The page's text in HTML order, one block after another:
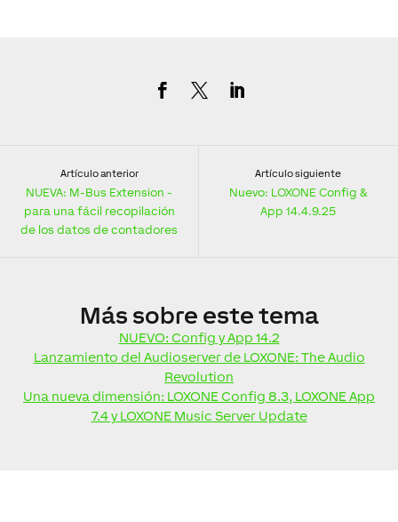
Artículo anterior
NUEVA: M-Bus Extension -
para una fácil recopilación
de los datos de contadores
Artículo siguiente
Nuevo: LOXONE Config &
App 14.4.9.25
Más sobre este tema
NUEVO: Config y App 14.2
Lanzamiento del Audioserver de LOXONE: The Audio
Revolution
Una nueva dimensión: LOXONE Config 8.3, LOXONE App
7.4 y LOXONE Music Server Update